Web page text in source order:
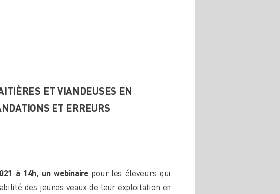
ET VIANDEUSES EN
ET ERREURS
à 14h, un webinairepour les éleveurs qui
des jeunes veaux de leur exploitation en